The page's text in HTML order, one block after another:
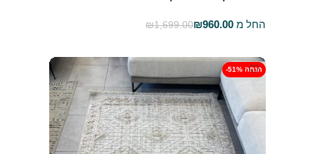
החל מ ₪960.00
₪1,699.00
-51% הנחה